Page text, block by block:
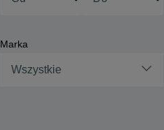
Marka
Wszystkie